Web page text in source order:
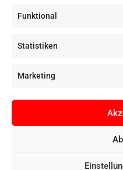
Funktional
Statistiken
Marketing
Copyright © Digital Camera
Commerce by